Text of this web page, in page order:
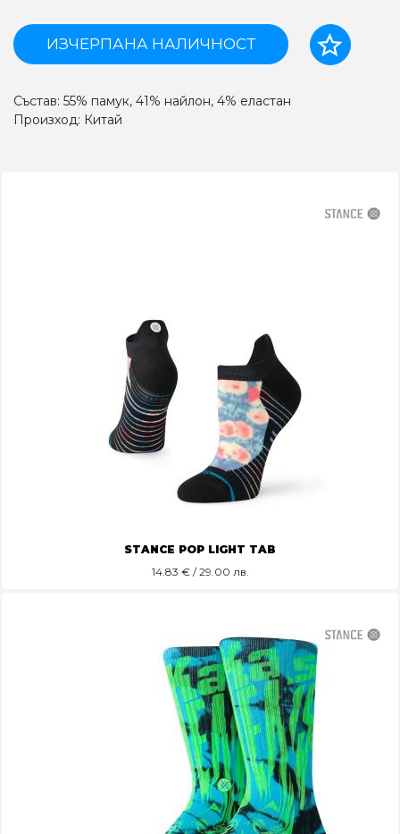
ИЗЧЕРПАНА НАЛИЧНОСТ
Състав: 55% памук, 41% найлон, 4% еластан
Произход: Китай
STANCE POP LIGHT TAB
14.83 € / 29.00 лв.